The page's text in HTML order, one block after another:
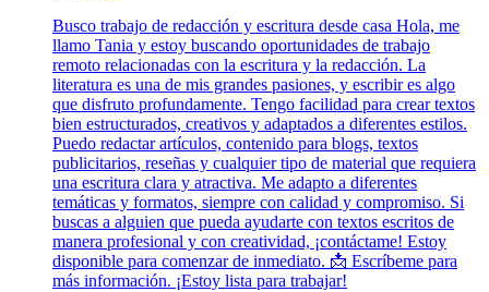
Busco trabajo de redacción y escritura desde casa Hola, me
llamo Tania y estoy buscando oportunidades de trabajo
remoto relacionadas con la escritura y la redacción. La
literatura es una de mis grandes pasiones, y escribir es algo
que disfruto profundamente. Tengo facilidad para crear textos
bien estructurados, creativos y adaptados a diferentes estilos.
Puedo redactar artículos, contenido para blogs, textos
publicitarios, reseñas y cualquier tipo de material que requiera
una escritura clara y atractiva. Me adapto a diferentes
temáticas y formatos, siempre con calidad y compromiso. Si
buscas a alguien que pueda ayudarte con textos escritos de
manera profesional y con creatividad, ¡contáctame! Estoy
disponible para comenzar de inmediato. 📩 Escríbeme para
más información. ¡Estoy lista para trabajar!